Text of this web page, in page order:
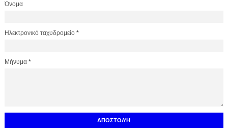
Όνομα
Ηλεκτρονικό ταχυδρομείο *
Μήνυμα *